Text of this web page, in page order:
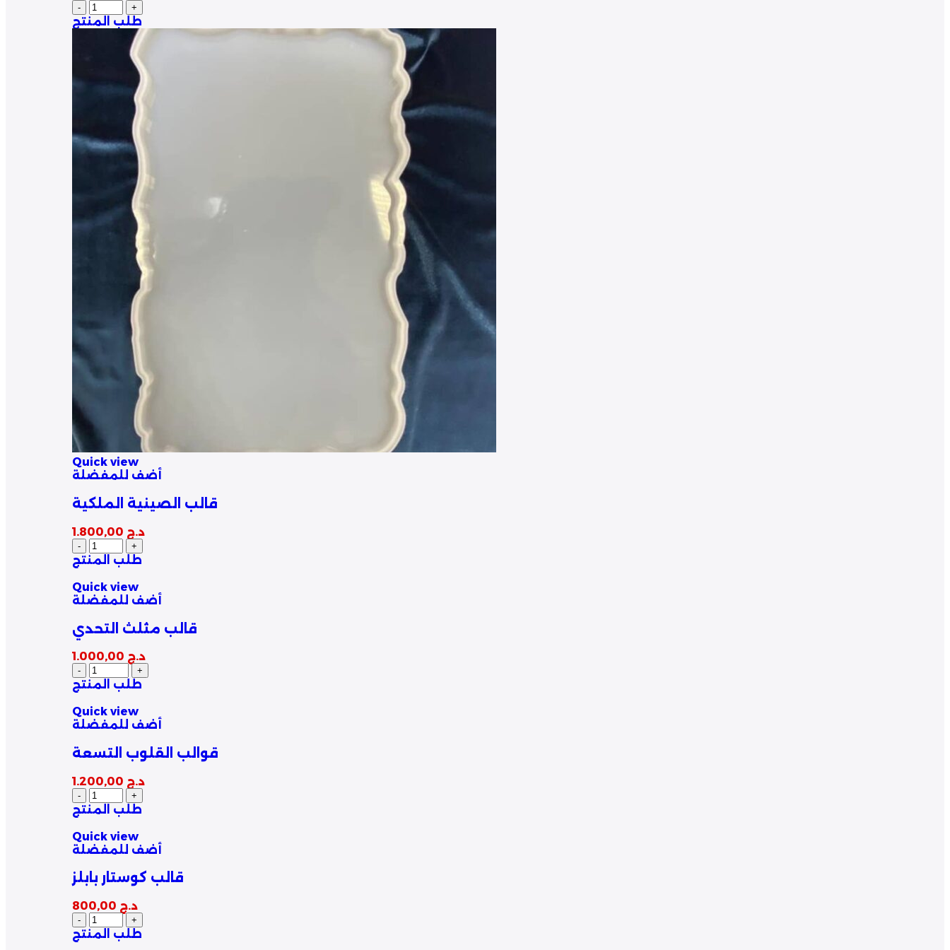
طلب المنتج
Quick view
أضف للمفضلة
قالب الصينية الملكية
د.ج
طلب المنتج
Quick view
أضف للمفضلة
قالب مثلث التحدي
د.ج
طلب المنتج
Quick view
أضف للمفضلة
قوالب القلوب التسعة
د.ج
طلب المنتج
Quick view
أضف للمفضلة
قالب كوستار بابلز
د.ج
طلب المنتج